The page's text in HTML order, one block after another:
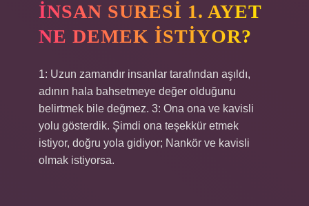
İNSAN SURESI 1. AYET
NE DEMEK ISTIYOR?
1: Uzun zamandır insanlar tarafından aşıldı,
adının hala bahsetmeye değer olduğunu
belirtmek bile değmez. 3: Ona ona ve kavisli
yolu gösterdik. Şimdi ona teşekkür etmek
istiyor, doğru yola gidiyor; Nankör ve kavisli
olmak istiyorsa.